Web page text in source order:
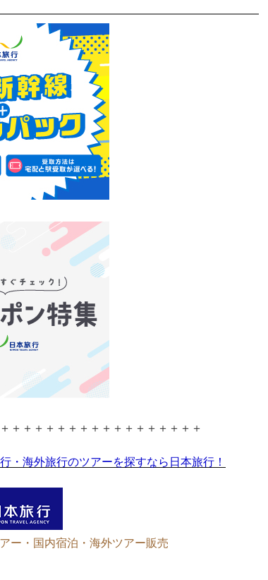
＋＋＋＋＋＋＋＋＋＋＋＋＋＋＋＋＋
・海外旅行のツアーを探すなら日本旅行！
ー・国内宿泊・海外ツアー販売